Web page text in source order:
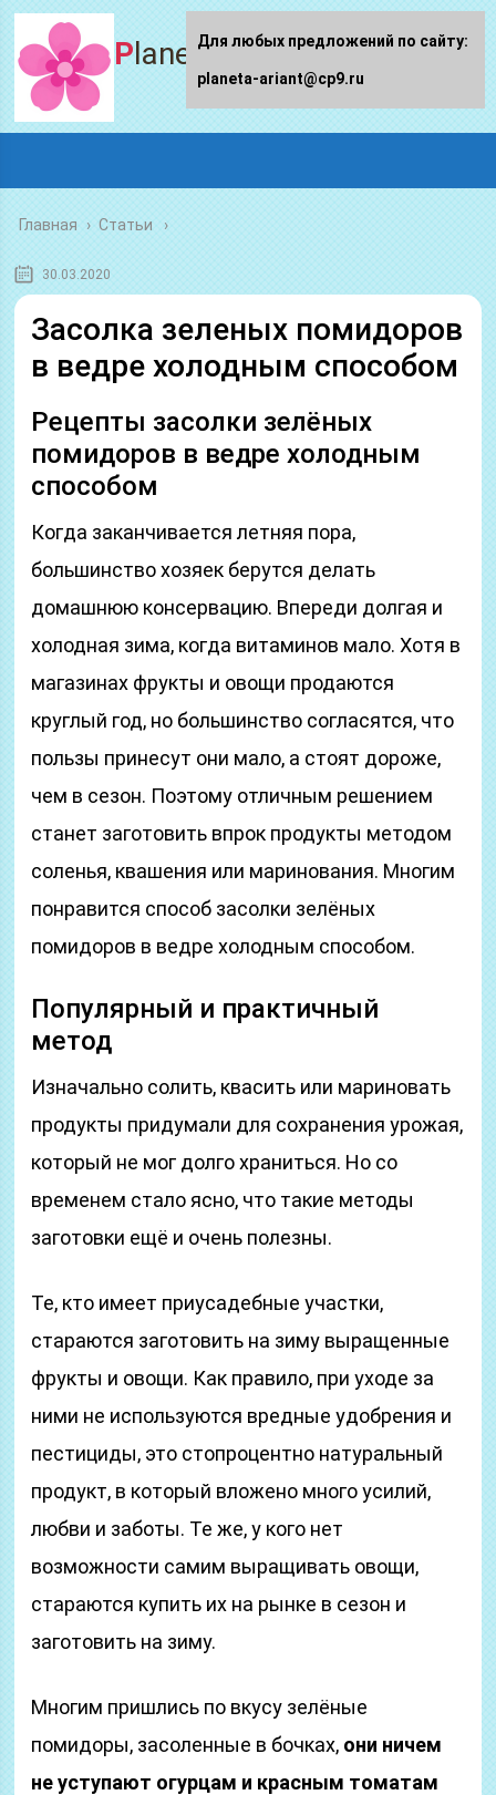
Planeta-ariant
Главная › Статьи
30.03.2020
Засолка зеленых помидоров
в ведре холодным способом
Рецепты засолки зелёных
помидоров в ведре холодным
способом
Когда заканчивается летняя пора,
большинство хозяек берутся делать
домашнюю консервацию. Впереди долгая и
холодная зима, когда витаминов мало. Хотя в
магазинах фрукты и овощи продаются
круглый год, но большинство согласятся, что
пользы принесут они мало, а стоят дороже,
чем в сезон. Поэтому отличным решением
станет заготовить впрок продукты методом
соленья, квашения или маринования. Многим
понравится способ засолки зелёных
помидоров в ведре холодным способом.
Популярный и практичный
метод
Изначально солить, квасить или мариновать
продукты придумали для сохранения урожая,
который не мог долго храниться. Но со
временем стало ясно, что такие методы
заготовки ещё и очень полезны.
Те, кто имеет приусадебные участки,
стараются заготовить на зиму выращенные
фрукты и овощи. Как правило, при уходе за
ними не используются вредные удобрения и
пестициды, это стопроцентно натуральный
продукт, в который вложено много усилий,
любви и заботы. Те же, у кого нет
возможности самим выращивать овощи,
стараются купить их на рынке в сезон и
заготовить на зиму.
Многим пришлись по вкусу зелёные
помидоры, засоленные в бочках, они ничем
не уступают огурцам и красным томатам
Для любых предложений по сайту:
planeta-ariant@cp9.ru